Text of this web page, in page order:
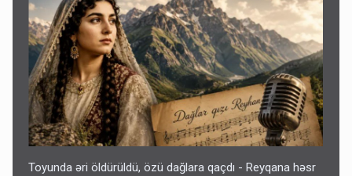
Toyunda əri öldürüldü, özü dağlara qaçdı - Reyqana həsr